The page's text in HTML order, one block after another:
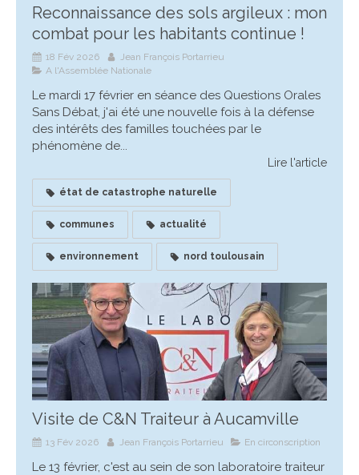
Reconnaissance des sols argileux : mon
combat pour les habitants continue !
18 Fév 2026
Jean François Portarrieu
A l'Assemblée Nationale
Le mardi 17 février en séance des Questions Orales
Sans Débat, j'ai été une nouvelle fois à la défense
des intérêts des familles touchées par le
phénomène de...
Lire l'article
état de catastrophe naturelle
communes actualité
environnement nord toulousain
Visite de C&N Traiteur à Aucamville
13 Fév 2026 Jean François Portarrieu En circonscription
Le 13 février, c'est au sein de son laboratoire traiteur